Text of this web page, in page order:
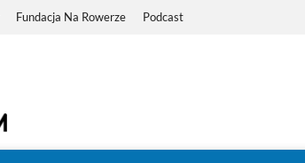
Fundacja Na Rowerze Podcast